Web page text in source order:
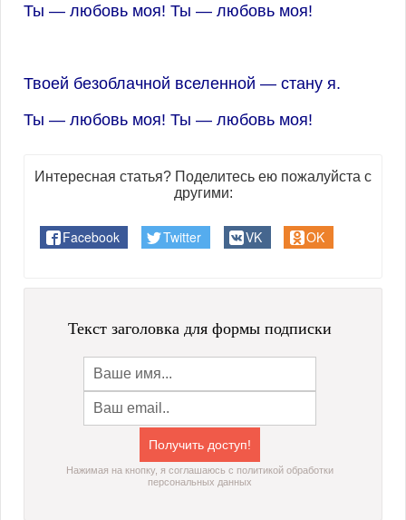
Ты — любовь моя! Ты — любовь моя!
Твоей безоблачной вселенной — стану я.
Ты — любовь моя! Ты — любовь моя!
Интересная статья? Поделитесь ею пожалуйста с
другими:
Facebook Twitter VK OK
Текст заголовка для формы подписки
Нажимая на кнопку, я соглашаюсь с политикой обработки
персональных данных